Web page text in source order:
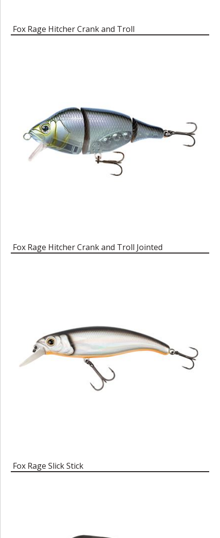
Fox Rage Hitcher Crank and Troll
Fox Rage Hitcher Crank and Troll Jointed
Fox Rage Slick Stick